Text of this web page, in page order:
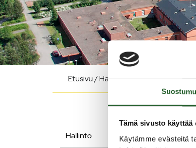
Tämä sivusto käyttää
Käytämme evästeitä
Etusivu/Hallinto/Säännöt ja muut
Hallinto